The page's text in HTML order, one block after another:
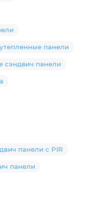
утепленные панели
сэндвич панели
панели с PIR
панели